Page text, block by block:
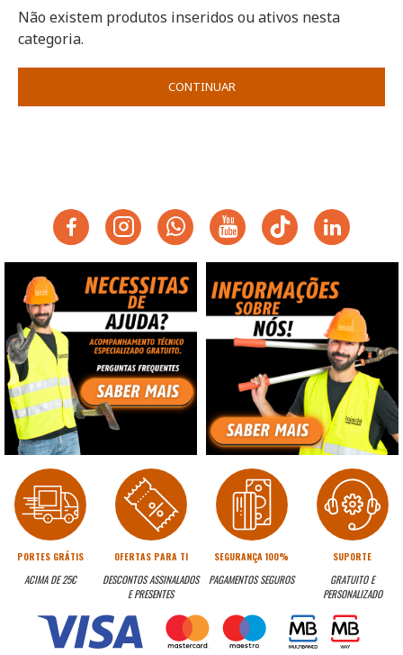
Não existem produtos inseridos ou ativos nesta
categoria.
CONTINUAR
PORTES GRÁTIS
ACIMA DE 25€
OFERTAS PARA TI
DESCONTOS ASSINALADOS
E PRESENTES
SEGURANÇA 100%
PAGAMENTOS SEGUROS
SUPORTE
GRATUITO E
PERSONALIZADO